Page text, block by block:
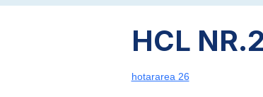
HCL
hotararea 26